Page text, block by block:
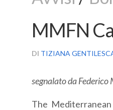
MMFN
DI TIZIANA
segnalato da Federico
The